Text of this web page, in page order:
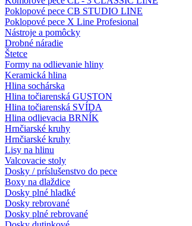
Poklopové pece CB STUDIO LINE
Poklopové pece X Line Profesional
Nástroje a pomôcky
Drobné náradie
Štetce
Formy na odlievanie hliny
Keramická hlina
Hlina sochárska
Hlina točiarenská GUSTON
Hlina točiarenská SVÍDA
Hlina odlievacia BRNÍK
Hrnčiarské kruhy
Hrnčiarské kruhy
Lisy na hlinu
Valcovacie stoly
Dosky / príslušenstvo do pece
Boxy na dlaždice
Dosky plné hladké
Dosky rebrované
Dosky plné rebrované